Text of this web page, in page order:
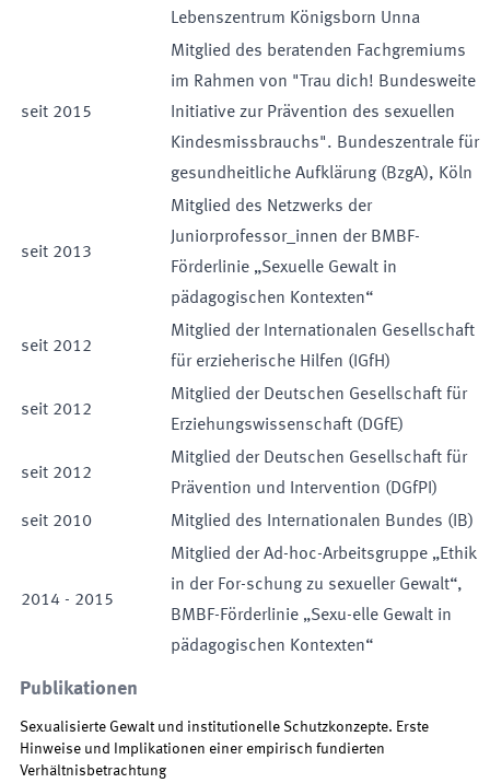
Lebenszentrum Königsborn Unna
seit 2015
Mitglied des beratenden Fachgremiums
im Rahmen von "Trau dich! Bundesweite
Initiative zur Prävention des sexuellen
Kindesmissbrauchs". Bundeszentrale für
gesundheitliche Aufklärung (BzgA), Köln
seit 2013
Mitglied des Netzwerks der
Juniorprofessor_innen der BMBF-
Förderlinie „Sexuelle Gewalt in
pädagogischen Kontexten“
seit 2012
Mitglied der Internationalen Gesellschaft
für erzieherische Hilfen (IGfH)
seit 2012
Mitglied der Deutschen Gesellschaft für
Erziehungswissenschaft (DGfE)
seit 2012
Mitglied der Deutschen Gesellschaft für
Prävention und Intervention (DGfPI)
seit 2010 Mitglied des Internationalen Bundes (IB)
2014 - 2015
Mitglied der Ad-hoc-Arbeitsgruppe „Ethik
in der For-schung zu sexueller Gewalt“,
BMBF-Förderlinie „Sexu-elle Gewalt in
pädagogischen Kontexten“
Publikationen
Sexualisierte Gewalt und institutionelle Schutzkonzepte. Erste
Hinweise und Implikationen einer empirisch fundierten
Verhältnisbetrachtung